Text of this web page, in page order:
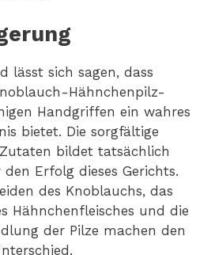
lässt sich sagen, dass
Hähnchenpilz-
Handgriffen ein wahres
bietet. Die sorgfältige
bildet tatsächlich
Erfolg dieses Gerichts.
des Knoblauchs, das
Hähnchenfleisches und die
der Pilze machen den